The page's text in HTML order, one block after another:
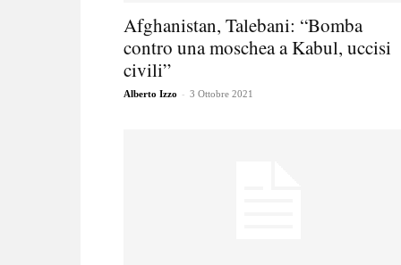
Afghanistan, Talebani: “Bomba
contro una moschea a Kabul, uccisi
civili”
Alberto Izzo - 3 Ottobre 2021